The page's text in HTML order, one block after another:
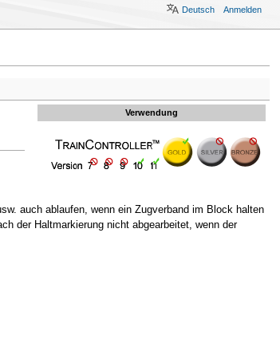
Verwendung
auch ablaufen, wenn ein Zugverband im Block halten
der Haltmarkierung nicht abgearbeitet, wenn der
Deutsch Anmelden